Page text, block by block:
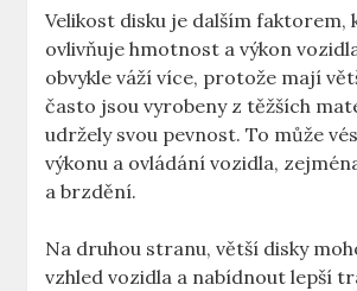
Velikost disku je⁤ dalším faktorem,
ovlivňuje hmotnost a výkon
obvykle váží více,‍ protože mají
často jsou vyrobeny z těžších
udržely svou pevnost. To může
výkonu a ovládání vozidla,
a‍ brzdění.
Na​ druhou stranu, větší disky
vzhled​ vozidla a nabídnout lepší